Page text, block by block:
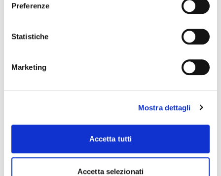
Preferenze
Statistiche
Marketing
Mostra dettagli
Accetta tutti
Accetta selezionati
online
4 ORE
Info
ADR - IMDG